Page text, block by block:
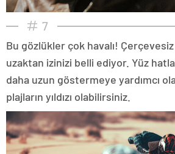
7
Bu gözlükler çok havalı!
uzaktan izinizi belli ediyor. Yüz
daha uzun göstermeye yardımcı
plajların yıldızı olabilirsiniz.